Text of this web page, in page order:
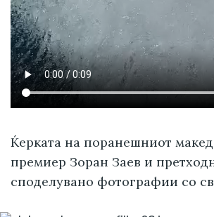
Ќерката на поранешниот
премиер Зоран Заев и
споделувано фотографии со